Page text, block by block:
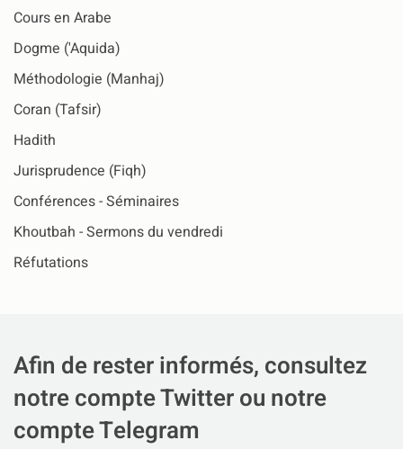
Cours en Arabe
Dogme ('Aquida)
Méthodologie (Manhaj)
Coran (Tafsir)
Hadith
Jurisprudence (Fiqh)
Conférences - Séminaires
Khoutbah - Sermons du vendredi
Réfutations
Afin de rester informés, consultez
notre compte Twitter ou notre
compte Telegram